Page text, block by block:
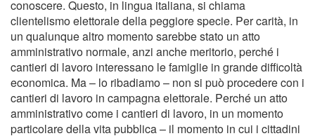
conoscere. Questo, in lingua italiana, si chiama
clientelismo elettorale della peggiore specie. Per carità, in
un qualunque altro momento sarebbe stato un atto
amministrativo normale, anzi anche meritorio, perché i
cantieri di lavoro interessano le famiglie in grande difficoltà
economica. Ma – lo ribadiamo – non si può procedere con i
cantieri di lavoro in campagna elettorale. Perché un atto
amministrativo come i cantieri di lavoro, in un momento
particolare della vita pubblica – il momento in cui i cittadini